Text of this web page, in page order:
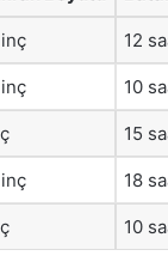
12
10
15
18
10